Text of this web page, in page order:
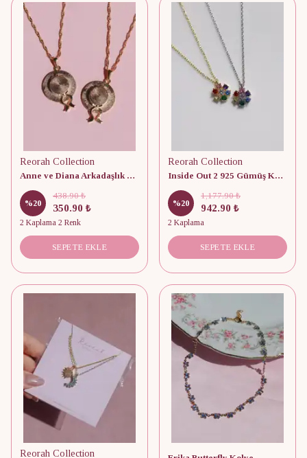
Reorah Collection
Anne ve Diana Arkadaşlık Kolyesi
%20
438.90 ₺
350.90 ₺
2 Kaplama 2 Renk
SEPETE EKLE
Reorah Collection
Inside Out 2 925 Gümüş Kolye
%20
1,177.90 ₺
942.90 ₺
2 Kaplama
SEPETE EKLE
Reorah Collection